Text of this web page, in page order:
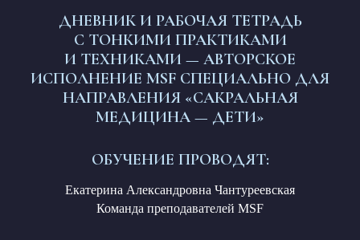
ДНЕВНИК И РАБОЧАЯ ТЕТРАДЬ
С ТОНКИМИ ПРАКТИКАМИ
И ТЕХНИКАМИ — АВТОРСКОЕ
ИСПОЛНЕНИЕ MSF СПЕЦИАЛЬНО ДЛЯ
НАПРАВЛЕНИЯ «САКРАЛЬНАЯ
МЕДИЦИНА — ДЕТИ»
ОБУЧЕНИЕ ПРОВОДЯТ:
Екатерина Александровна Чантуреевская
Команда преподавателей MSF